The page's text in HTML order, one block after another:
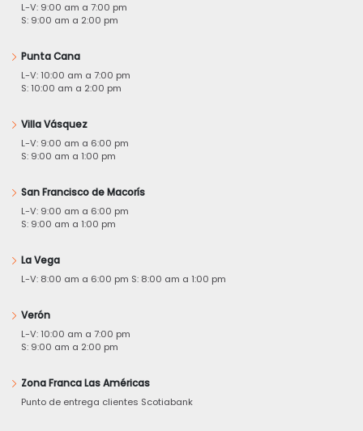
L-V: 9:00 am a 7:00 pm
S: 9:00 am a 2:00 pm
Punta Cana
L-V: 10:00 am a 7:00 pm
S: 10:00 am a 2:00 pm
Villa Vásquez
L-V: 9:00 am a 6:00 pm
S: 9:00 am a 1:00 pm
San Francisco de Macorís
L-V: 9:00 am a 6:00 pm
S: 9:00 am a 1:00 pm
La Vega
L-V: 8:00 am a 6:00 pm S: 8:00 am a 1:00 pm
Verón
L-V: 10:00 am a 7:00 pm
S: 9:00 am a 2:00 pm
Zona Franca Las Américas
Punto de entrega clientes Scotiabank